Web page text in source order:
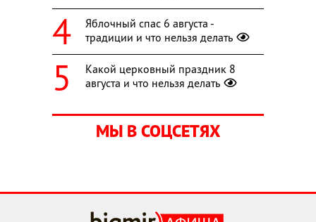
Яблочный спас 6 августа -
традиции и что нельзя делать
Какой церковный праздник 8
августа и что нельзя делать
МЫ В СОЦСЕТЯХ